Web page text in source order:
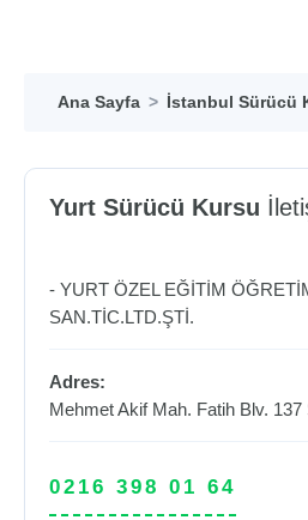
Ana Sayfa İstanbul Sürücü
Yurt Sürücü Kursu
- YURT ÖZEL EĞİTİM
SAN.TİC.LTD.ŞTİ.
Adres:
Mehmet Akif Mah. Fatih Blv. 137
0216 398 01 64